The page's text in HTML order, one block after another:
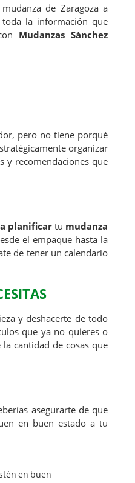
de Zaragoza a
la información que
Mudanzas Sánchez
pero no tiene porqué
organizar
y recomendaciones que
planificartu mudanza
el empaque hasta la
de tener un calendario
y deshacerte de todo
que ya no quieres o
cantidad de cosas que
asegurarte de que
en buen estado a tu
en buen